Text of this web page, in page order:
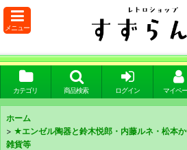
メニュー
カテゴリ 商品検索 ログイン マイペ
ホーム
> ★エンゼル陶器と鈴木悦郎・内藤ルネ・松本
雑貨等